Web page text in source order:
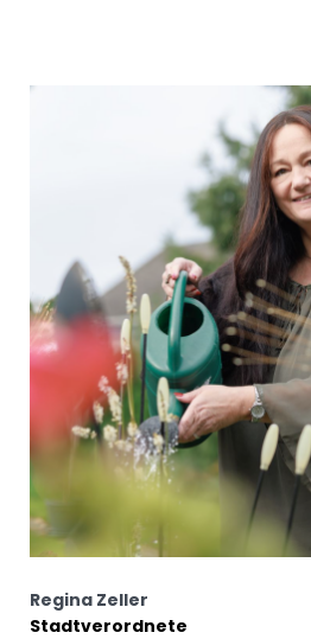
Regina Zeller
Stadtverordnete